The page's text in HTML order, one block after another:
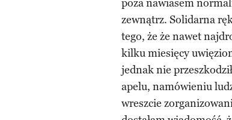
poza nawiasem
zewnątrz. Solidarna
tego, że że nawet
kilku miesięcy
jednak nie
apelu, namówieniu
wreszcie